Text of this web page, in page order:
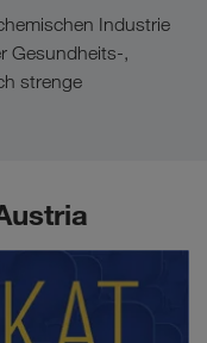
Industrie
Gesundheits-,
strenge